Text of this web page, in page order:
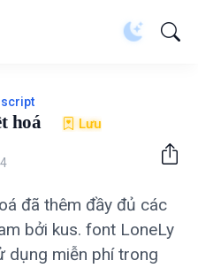
script
hoá Lưu
đã thêm đầy đủ các
bởi kus. font LoneLy
dụng miễn phí trong